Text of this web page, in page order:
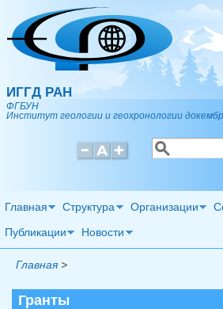
Перейти к основному содержанию
ИГГД РАН
ФГБУН
Институт геологии и геохронологии
Форма
Поиск
Главная Структура Организации
Публикации Новости
Главная >
Гранты